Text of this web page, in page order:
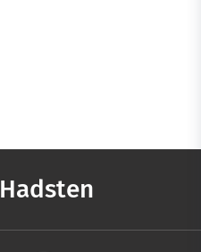
Hadsten